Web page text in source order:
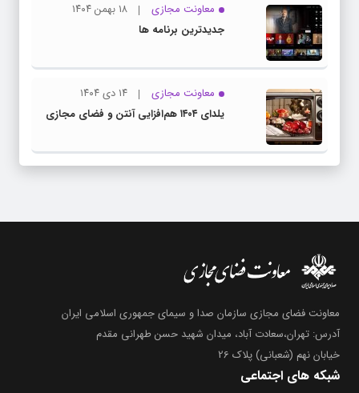
معاونت مجازی
۱۸ بهمن ۱۴۰۴
جدیدترین برنامه ها
معاونت مجازی
۱۴ دی ۱۴۰۴
یلدای ۱۴۰۴ هم‌افزایی آنتن و فضای مجازی
معاونت فضای مجازی سازمان صدا و سیمای جمهوری اسلامی ایران
آدرس: تهران،سعادت آباد، میدان شهید حسن طهرانی مقدم
خیابان نهم (شعبانی) پلاک 26
شبکه های اجتماعی